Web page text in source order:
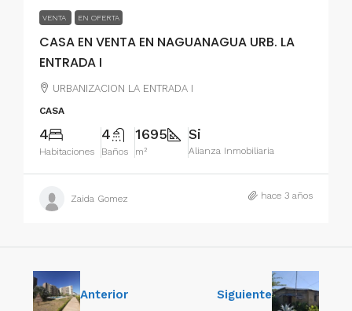
VENTA EN OFERTA
CASA EN VENTA EN NAGUANAGUA URB. LA
ENTRADA I
URBANIZACION LA ENTRADA I
CASA
4
Habitaciones
4
Baños
1695
m²
Si
Alianza Inmobiliaria
Zaida Gomez hace 3 años
Anterior Siguiente